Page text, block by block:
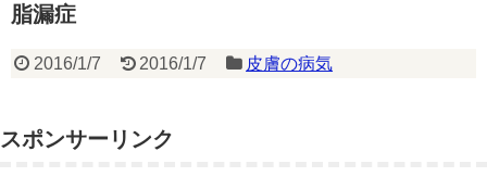
脂漏症
2016/1/7 2016/1/7 皮膚の病気
スポンサーリンク